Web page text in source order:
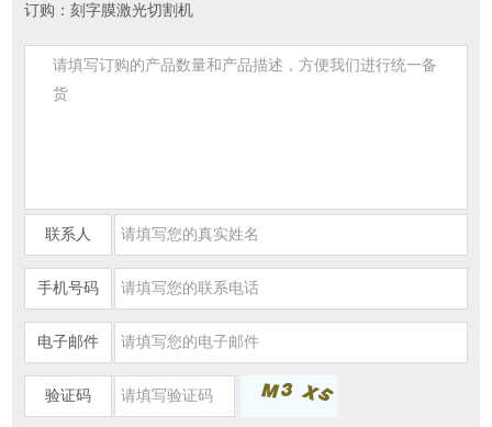
订购：刻字膜激光切割机
联系人
手机号码
电子邮件
验证码